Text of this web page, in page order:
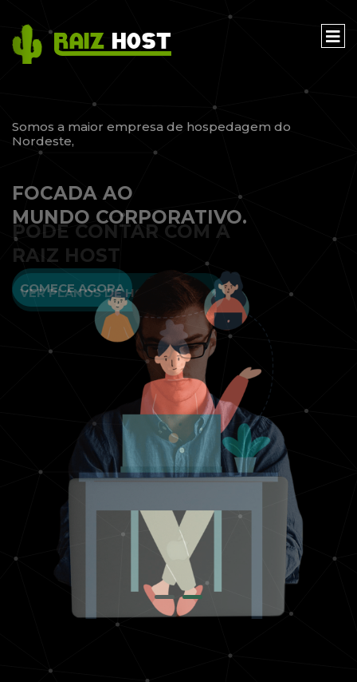
VER PLANOS DE HOSPEDAGEM
Somos a maior empresa de hospedagem do
Nordeste,
MUNDO CORPORATIVO.
COMECE AGORA